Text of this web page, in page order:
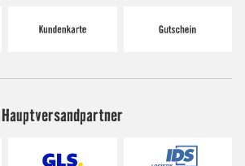
Hauptversandpartner